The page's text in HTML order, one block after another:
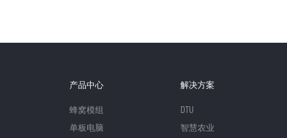
产品中心
蜂窝模组
单板电脑
解决方案
DTU
智慧农业